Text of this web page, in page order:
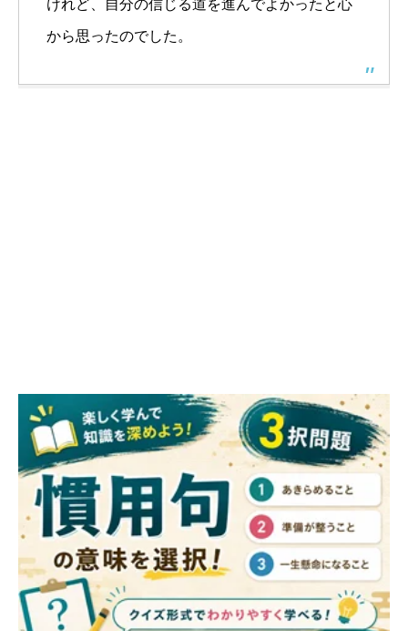
けれど、自分の信じる道を進んでよかったと心
から思ったのでした。